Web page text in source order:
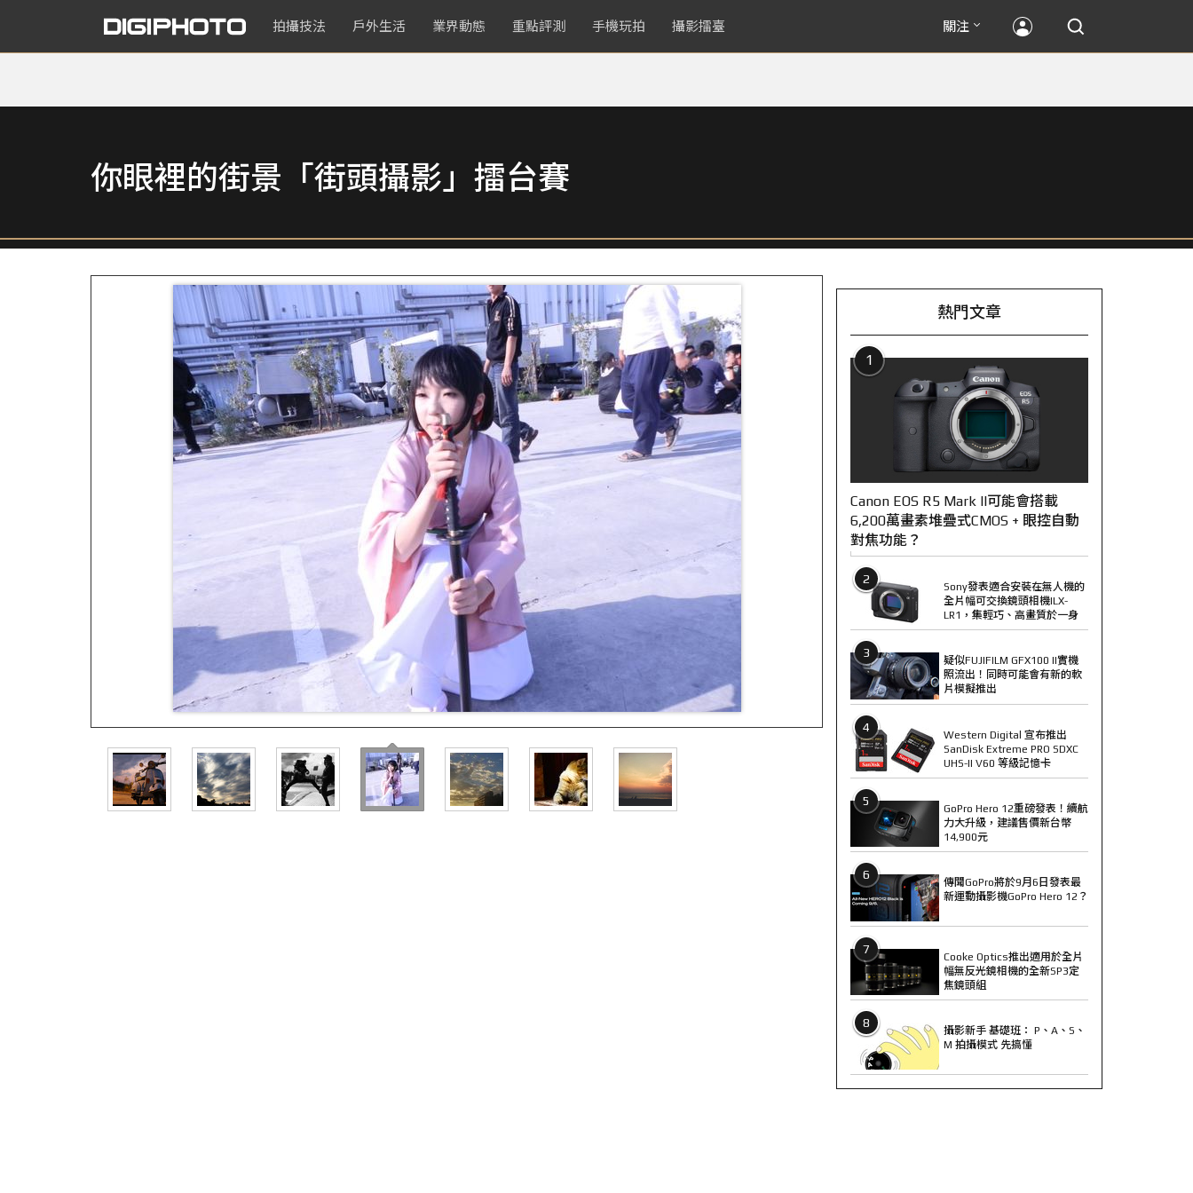
拍攝技法 戶外生活 業界動態 重點評測 手機玩拍 攝影擂臺 關注
你眼裡的街景「街頭攝影」擂台賽
熱門文章
1
Canon EOS R5 Mark II可能會搭載
6,200萬畫素堆疊式CMOS + 眼控自動
對焦功能？
2
Sony發表適合安裝在無人機的
全片幅可交換鏡頭相機ILX-
LR1，集輕巧、高畫質於一身
3
疑似FUJIFILM GFX100 II實機
照流出！同時可能會有新的軟
片模擬推出
4
Western Digital 宣布推出
SanDisk Extreme PRO SDXC
UHS-II V60 等級記憶卡
5
GoPro Hero 12重磅發表！續航
力大升級，建議售價新台幣
14,900元
6
傳聞GoPro將於9月6日發表最
新運動攝影機GoPro Hero 12？
7
Cooke Optics推出適用於全片
幅無反光鏡相機的全新SP3定
焦鏡頭組
8
攝影新手 基礎班： P、A、S、
M 拍攝模式 先搞懂